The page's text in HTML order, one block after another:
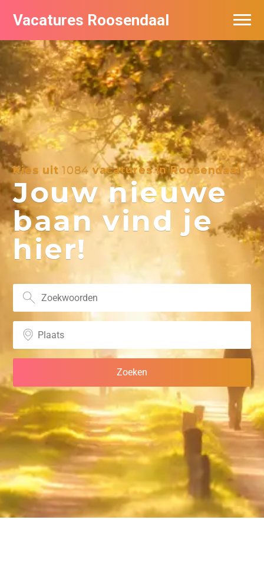
Vacatures Roosendaal
Kies uit1084vacatures in Roosendaal
Jouw nieuwe
baan vind je
hier!
Vacatures bij bedrijven
De populairste vacatures in Roosendaal